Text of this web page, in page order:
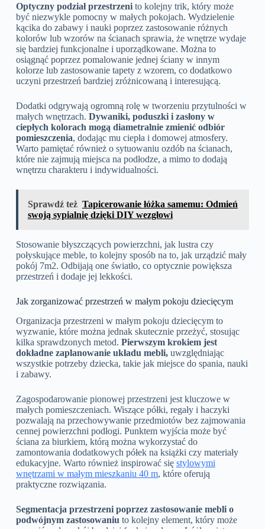
Optyczny podział przestrzenito kolejny trik, który może
być niezwykle pomocny w małych pokojach. Wydzielenie
kącika do zabawy i nauki poprzez zastosowanie różnych
kolorów lub wzorów na ścianach sprawia, że wnętrze wydaje
się bardziej funkcjonalne i uporządkowane. Można to
osiągnąć poprzez pomalowanie jednej ściany w innym
kolorze lub zastosowanie tapety z wzorem, co dodatkowo
uczyni przestrzeń bardziej zróżnicowaną i interesującą.
Dodatki odgrywają ogromną rolę w tworzeniu przytulności w
małych wnętrzach. Dywaniki, poduszki i zasłony w
ciepłych kolorach mogą diametralnie zmienić odbiór
pomieszczenia, dodając mu ciepła i domowej atmosfery.
Warto pamiętać również o sytuowaniu ozdób na ścianach,
które nie zajmują miejsca na podłodze, a mimo to dodają
wnętrzu charakteru i indywidualności.
Sprawdź też Tapicerowanie łóżka samemu: Odmień
swoją sypialnię dzięki DIY wezgłowi
Stosowanie błyszczących powierzchni, jak lustra czy
połyskujące meble, to kolejny sposób na to, jak urządzić mały
pokój 7m2. Odbijają one światło, co optycznie powiększa
przestrzeń i dodaje jej lekkości.
Jak zorganizować przestrzeń w małym pokoju dziecięcym
Organizacja przestrzeni w małym pokoju dziecięcym to
wyzwanie, które można jednak skutecznie przeżyć, stosując
kilka sprawdzonych metod. Pierwszym krokiem jest
dokładne zaplanowanie układu mebli,uwzględniając
wszystkie potrzeby dziecka, takie jak miejsce do spania, nauki
i zabawy.
Zagospodarowanie pionowej przestrzeni jest kluczowe w
małych pomieszczeniach. Wiszące półki, regały i haczyki
pozwalają na przechowywanie przedmiotów bez zajmowania
cennej powierzchni podłogi. Punktem wyjścia może być
ściana za biurkiem, którą można wykorzystać do
zamontowania dodatkowych półek na książki czy materiały
edukacyjne. Warto również inspirować się stylowymi
wnętrzami w małym mieszkaniu 40 m, które oferują
praktyczne rozwiązania.
Segmentacja przestrzeni poprzez zastosowanie mebli o
podwójnym zastosowaniu to kolejny element, który może